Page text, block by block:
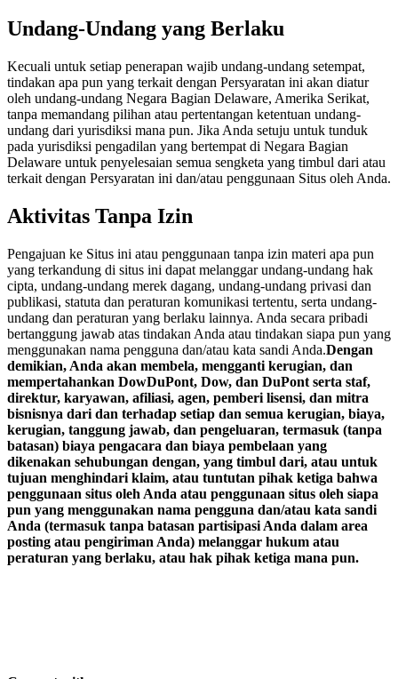
Undang-Undang yang Berlaku
Kecuali untuk setiap penerapan wajib undang-undang setempat,
tindakan apa pun yang terkait dengan Persyaratan ini akan diatur
oleh undang-undang Negara Bagian Delaware, Amerika Serikat,
tanpa memandang pilihan atau pertentangan ketentuan undang-
undang dari yurisdiksi mana pun. Jika Anda setuju untuk tunduk
pada yurisdiksi pengadilan yang bertempat di Negara Bagian
Delaware untuk penyelesaian semua sengketa yang timbul dari atau
terkait dengan Persyaratan ini dan/atau penggunaan Situs oleh Anda.
Aktivitas Tanpa Izin
Pengajuan ke Situs ini atau penggunaan tanpa izin materi apa pun
yang terkandung di situs ini dapat melanggar undang-undang hak
cipta, undang-undang merek dagang, undang-undang privasi dan
publikasi, statuta dan peraturan komunikasi tertentu, serta undang-
undang dan peraturan yang berlaku lainnya. Anda secara pribadi
bertanggung jawab atas tindakan Anda atau tindakan siapa pun yang
menggunakan nama pengguna dan/atau kata sandi Anda.Dengan
demikian, Anda akan membela, mengganti kerugian, dan
mempertahankan DowDuPont, Dow, dan DuPont serta staf,
direktur, karyawan, afiliasi, agen, pemberi lisensi, dan mitra
bisnisnya dari dan terhadap setiap dan semua kerugian, biaya,
kerugian, tanggung jawab, dan pengeluaran, termasuk (tanpa
batasan) biaya pengacara dan biaya pembelaan yang
dikenakan sehubungan dengan, yang timbul dari, atau untuk
tujuan menghindari klaim, atau tuntutan pihak ketiga bahwa
penggunaan situs oleh Anda atau penggunaan situs oleh siapa
pun yang menggunakan nama pengguna dan/atau kata sandi
Anda (termasuk tanpa batasan partisipasi Anda dalam area
posting atau pengiriman Anda) melanggar hukum atau
peraturan yang berlaku, atau hak pihak ketiga mana pun.